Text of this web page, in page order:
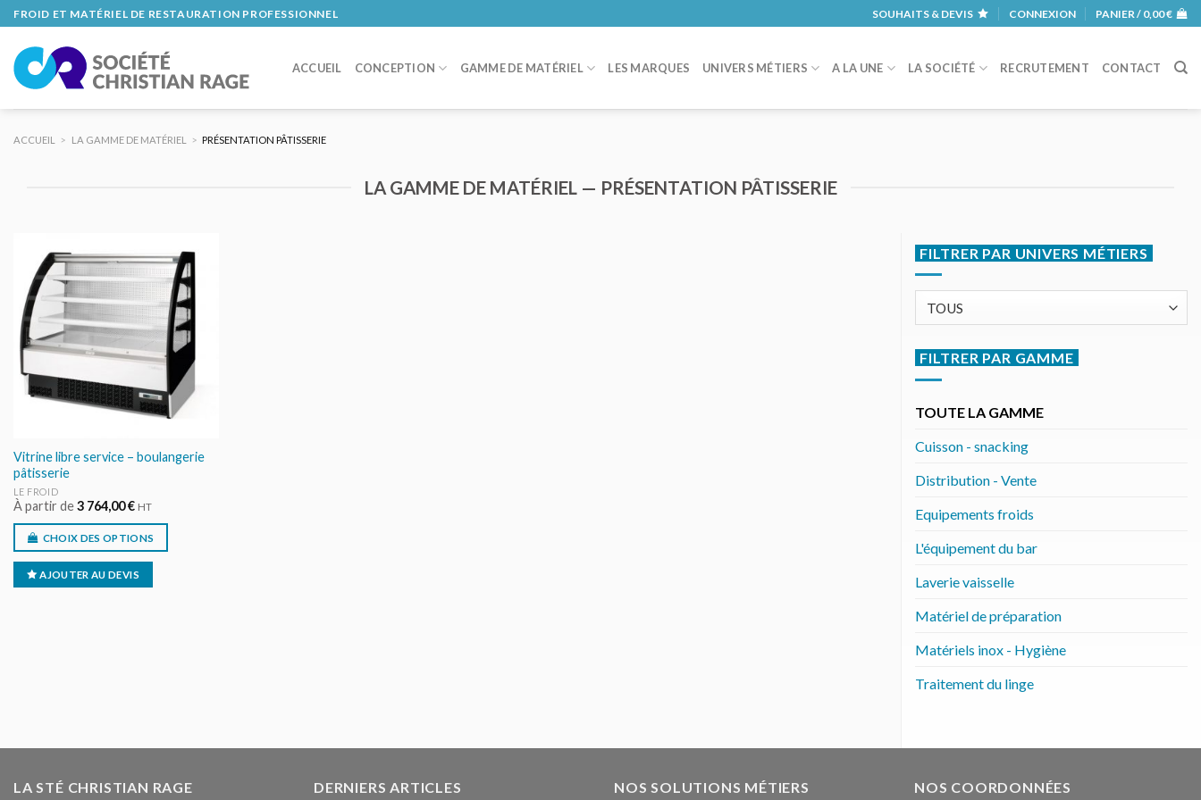
Skip
to
content
FROID ET MATÉRIEL DE RESTAURATION PROFESSIONNEL SOUHAITS & DEVIS CONNEXION PANIER / 0,00€
ACCUEIL CONCEPTION GAMME DE MATÉRIEL LES MARQUES UNIVERS MÉTIERS A LA UNE LA SOCIÉTÉ RECRUTEMENT CONTACT
ACCUEIL > LA GAMME DE MATÉRIEL > PRÉSENTATION PÂTISSERIE
LA GAMME DE MATÉRIEL — PRÉSENTATION PÂTISSERIE
AJOUTER
AU DEVIS
Vitrine libre service – boulangerie
pâtisserie
LE FROID
À partir de3 764,00€ HT
CHOIX DES OPTIONS
AJOUTER AU DEVIS
FILTRER PAR UNIVERS MÉTIERS
FILTRER PAR GAMME
TOUTE LA GAMME
Cuisson - snacking
Distribution - Vente
Equipements froids
L'équipement du bar
Laverie vaisselle
Matériel de préparation
Matériels inox - Hygiène
Traitement du linge
LA STÉ CHRISTIAN RAGE DERNIERS ARTICLES NOS SOLUTIONS MÉTIERS NOS COORDONNÉES